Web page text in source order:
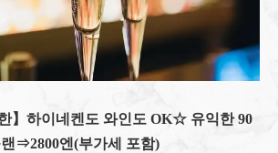
】하이네켄도 와인도 OK☆ 유익한 90
⇒2800엔(부가세 포함)